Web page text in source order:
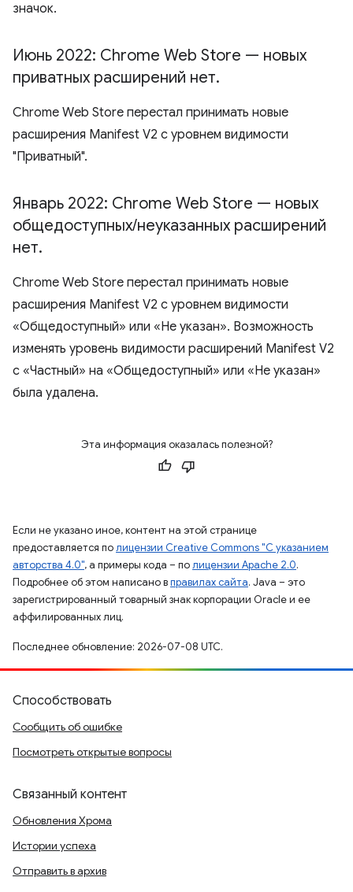
значок.
Июнь 2022: Chrome Web Store — новых
приватных расширений нет.
Chrome Web Store перестал принимать новые
расширения Manifest V2 с уровнем видимости
"Приватный".
Январь 2022: Chrome Web Store — новых
общедоступных/неуказанных расширений
нет.
Chrome Web Store перестал принимать новые
расширения Manifest V2 с уровнем видимости
«Общедоступный» или «Не указан». Возможность
изменять уровень видимости расширений Manifest V2
с «Частный» на «Общедоступный» или «Не указан»
была удалена.
Эта информация оказалась полезной?
Если не указано иное, контент на этой странице
предоставляется полицензии Creative Commons "С указанием
авторства 4.0", а примеры кода – полицензии Apache 2.0.
Подробнее об этом написано вправилах сайта. Java – это
зарегистрированный товарный знак корпорации Oracle и ее
аффилированных лиц.
Последнее обновление: 2026-07-08 UTC.
Способствовать
Сообщить об ошибке
Посмотреть открытые вопросы
Связанный контент
Обновления Хрома
Истории успеха
Отправить в архив